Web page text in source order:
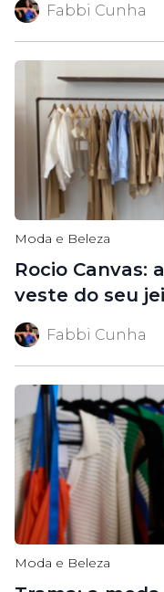
Fabbi Cunha
Moda e Beleza
Rocio Canvas:
veste do seu
Fabbi Cunha
Moda e Beleza